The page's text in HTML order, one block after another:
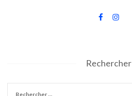
Rechercher